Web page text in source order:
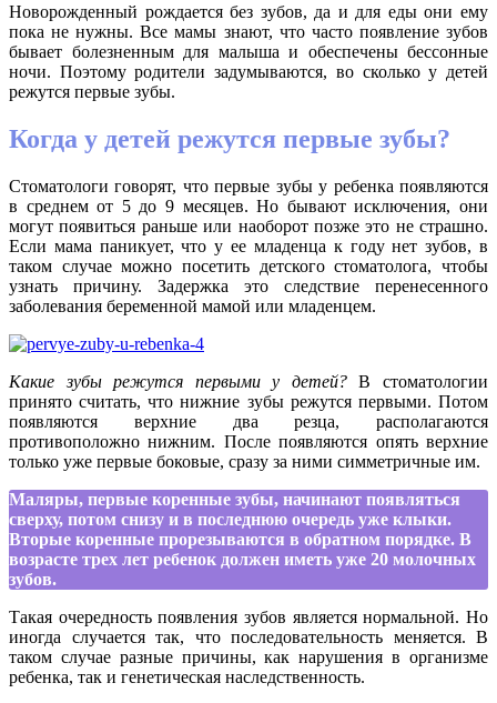
Новорожденный рождается без зубов, да и для еды они ему
пока не нужны. Все мамы знают, что часто появление зубов
бывает болезненным для малыша и обеспечены бессонные
ночи. Поэтому родители задумываются, во сколько у детей
режутся первые зубы.
Когда у детей режутся первые зубы?
Стоматологи говорят, что первые зубы у ребенка появляются
в среднем от 5 до 9 месяцев. Но бывают исключения, они
могут появиться раньше или наоборот позже это не страшно.
Если мама паникует, что у ее младенца к году нет зубов, в
таком случае можно посетить детского стоматолога, чтобы
узнать причину. Задержка это следствие перенесенного
заболевания беременной мамой или младенцем.
Какие зубы режутся первыми у детей?В стоматологии
принято считать, что нижние зубы режутся первыми. Потом
появляются верхние два резца, располагаются
противоположно нижним. После появляются опять верхние
только уже первые боковые, сразу за ними симметричные им.
Маляры, первые коренные зубы, начинают появляться
сверху, потом снизу и в последнюю очередь уже клыки.
Вторые коренные прорезываются в обратном порядке. В
возрасте трех лет ребенок должен иметь уже 20 молочных
зубов.
Такая очередность появления зубов является нормальной. Но
иногда случается так, что последовательность меняется. В
таком случае разные причины, как нарушения в организме
ребенка, так и генетическая наследственность.